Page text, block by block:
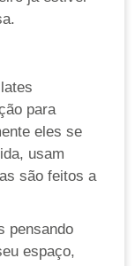
para
eles se
usam
são feitos a
pensando
espaço,